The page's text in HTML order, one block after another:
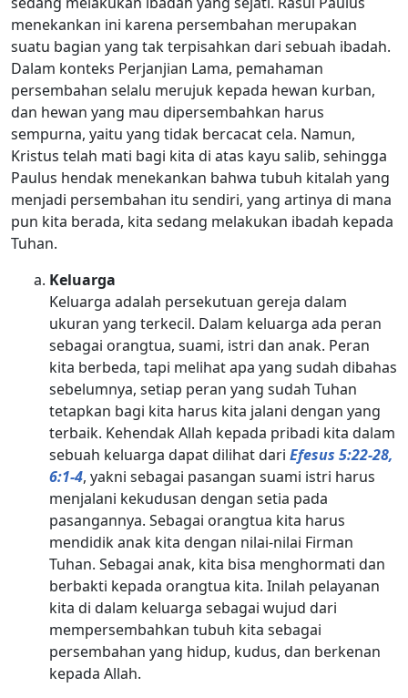
menekankan ini karena persembahan merupakan
suatu bagian yang tak terpisahkan dari sebuah ibadah.
Dalam konteks Perjanjian Lama, pemahaman
persembahan selalu merujuk kepada hewan kurban,
dan hewan yang mau dipersembahkan harus
sempurna, yaitu yang tidak bercacat cela. Namun,
Kristus telah mati bagi kita di atas kayu salib, sehingga
Paulus hendak menekankan bahwa tubuh kitalah yang
menjadi persembahan itu sendiri, yang artinya di mana
pun kita berada, kita sedang melakukan ibadah kepada
Tuhan.
Keluarga
Keluarga adalah persekutuan gereja dalam
ukuran yang terkecil. Dalam keluarga ada peran
sebagai orangtua, suami, istri dan anak. Peran
kita berbeda, tapi melihat apa yang sudah dibahas
sebelumnya, setiap peran yang sudah Tuhan
tetapkan bagi kita harus kita jalani dengan yang
terbaik. Kehendak Allah kepada pribadi kita dalam
sebuah keluarga dapat dilihat dari Efesus 5:22-28,
6:1-4, yakni sebagai pasangan suami istri harus
menjalani kekudusan dengan setia pada
pasangannya. Sebagai orangtua kita harus
mendidik anak kita dengan nilai-nilai Firman
Tuhan. Sebagai anak, kita bisa menghormati dan
berbakti kepada orangtua kita. Inilah pelayanan
kita di dalam keluarga sebagai wujud dari
mempersembahkan tubuh kita sebagai
persembahan yang hidup, kudus, dan berkenan
kepada Allah.